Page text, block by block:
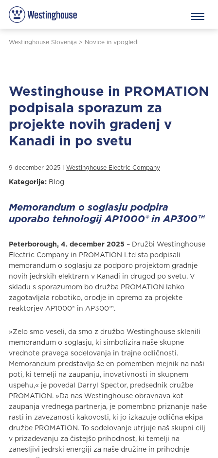
Westinghouse Slovenija > Novice in vpogledi
Westinghouse in PROMATION
podpisala sporazum za
projekte novih gradenj v
Kanadi in po svetu
9 december 2025 | Westinghouse Electric Company
Kategorije: Blog
Memorandum o soglasju podpira
uporabo tehnologij AP1000® in AP300™
Peterborough, 4. december 2025 – Družbi Westinghouse
Electric Company in PROMATION Ltd sta podpisali
memorandum o soglasju za podporo projektom gradnje
novih jedrskih elektrarn v Kanadi in drugod po svetu. V
skladu s sporazumom bo družba PROMATION lahko
zagotavljala robotiko, orodje in opremo za projekte
reaktorjev AP1000® in AP300™.
»Zelo smo veseli, da smo z družbo Westinghouse sklenili
memorandum o soglasju, ki simbolizira naše skupne
vrednote pravega sodelovanja in trajne odličnosti.
Memorandum predstavlja še en pomemben mejnik na naši
poti, ki temelji na zaupanju, inovativnosti in skupnem
uspehu,« je povedal Darryl Spector, predsednik družbe
PROMATION. »Da nas Westinghouse obravnava kot
zaupanja vrednega partnerja, je pomembno priznanje naše
rasti in zavezanosti kakovosti, ki jo izkazuje odlična ekipa
družbe PROMATION. To sodelovanje utrjuje naš skupni cilj
v prizadevanju za čistejšo prihodnost, ki temelji na
zanesljivi jedrski energiji za naše družine in prihodnje